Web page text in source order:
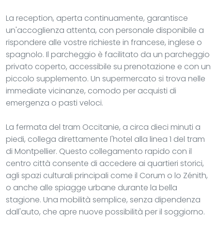
La reception, aperta continuamente, garantisce
un'accoglienza attenta, con personale disponibile a
rispondere alle vostre richieste in francese, inglese o
spagnolo. Il parcheggio è facilitato da un parcheggio
privato coperto, accessibile su prenotazione e con un
piccolo supplemento. Un supermercato si trova nelle
immediate vicinanze, comodo per acquisti di
emergenza o pasti veloci.
La fermata del tram Occitanie, a circa dieci minuti a
piedi, collega direttamente l'hotel alla linea 1 del tram
di Montpellier. Questo collegamento rapido con il
centro città consente di accedere ai quartieri storici,
agli spazi culturali principali come il Corum o lo Zénith,
o anche alle spiagge urbane durante la bella
stagione. Una mobilità semplice, senza dipendenza
dall'auto, che apre nuove possibilità per il soggiorno.